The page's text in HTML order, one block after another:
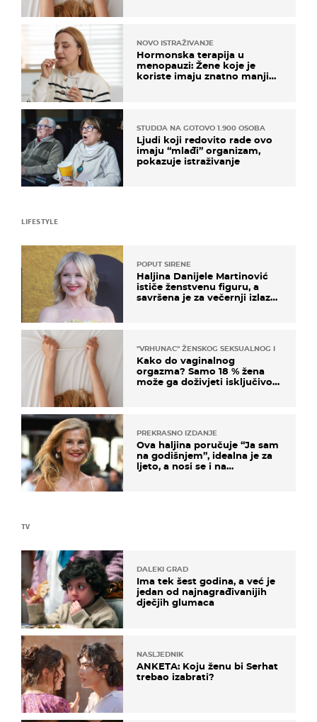
NOVO ISTRAŽIVANJE
Hormonska terapija u
menopauzi: Žene koje je
koriste imaju znatno manji
STUDIJA NA GOTOVO 1.900 OSOBA
Ljudi koji redovito rade ovo
imaju “mlađi” organizam,
pokazuje istraživanje
TV
DALEKI GRAD
Ima tek šest godina, a već je
jedan od najnagrađivanijih
dječjih glumaca
NASLJEDNIK
ANKETA: Koju ženu bi Serhat
trebao izabrati?
LIFESTYLE
POPUT SIRENE
Haljina Danijele Martinović
ističe ženstvenu figuru, a
savršena je za večernji izlazak
"VRHUNAC" ŽENSKOG SEKSUALNOG ISKUSTVA
Kako do vaginalnog
orgazma? Samo 18 % žena
može ga doživjeti isključivo
PREKRASNO IZDANJE
Ova haljina poručuje “Ja sam
na godišnjem”, idealna je za
ljeto, a nosi se i na